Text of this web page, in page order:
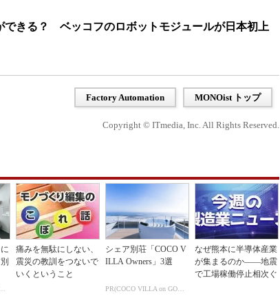
できる？ ベッコフのロボットモジュールが日本初上
Factory Automation MONOist トップ
Copyright © ITmedia, Inc. All Rights Reserved.
PR(COCO VILLA on GOETHE)
痛みを無駄にしない、
震災の教訓をつないで
いくということ
シェア別荘「COCO V
ILLA Owners」3選
PR(COCO VILLA on GOETHE)
なぜ熊本に半導体産業
が集まるのか――地震
で工場稼働停止相次ぐ